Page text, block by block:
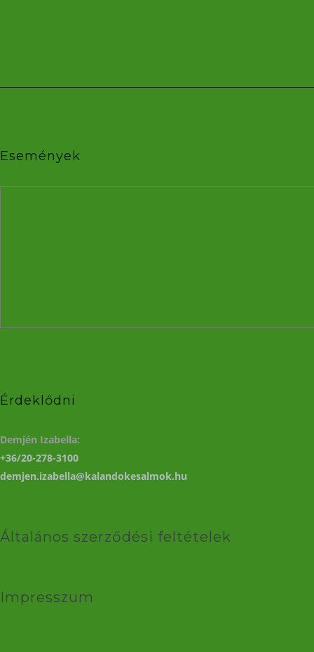
Események
Érdeklődni
Demjén Izabella:
+36/20-278-3100
demjen.izabella@kalandokesalmok.hu
Általános szerződési feltételek
Impresszum